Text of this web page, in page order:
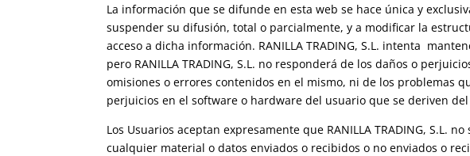
La información que se difunde en esta web se hace única y
suspender su difusión, total o parcialmente, y a modificar la
acceso a dicha información. RANILLA TRADING, S.L. intenta
pero RANILLA TRADING, S.L. no responderá de los daños o
omisiones o errores contenidos en el mismo, ni de los problemas
perjuicios en el software o hardware del usuario que se deriven del
Los Usuarios aceptan expresamente que RANILLA TRADING, S.L.
cualquier material o datos enviados o recibidos o no enviados o